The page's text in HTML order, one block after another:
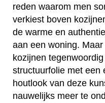
reden waarom men
verkiest boven
de warme en
aan een woning.
kozijnen
structuurfolie met een
houtlook van deze
nauwelijks meer te